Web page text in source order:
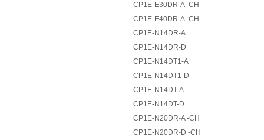
CP1E-E30DR-A -CH
CP1E-E40DR-A -CH
CP1E-N14DR-A
CP1E-N14DR-D
CP1E-N14DT1-A
CP1E-N14DT1-D
CP1E-N14DT-A
CP1E-N14DT-D
CP1E-N20DR-A -CH
CP1E-N20DR-D -CH